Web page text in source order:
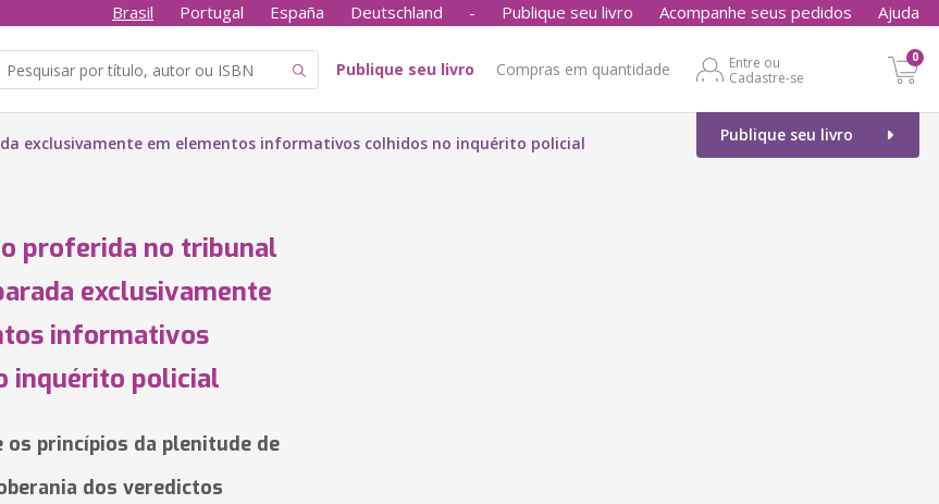
Brasil Portugal España Deutschland - Publique seu livro Acompanhe seus pedidos Ajuda
Publique seu livro Compras em quantidade
Entre ou
Cadastre-se
0
Publique seu livro
exclusivamente em elementos informativos colhidos no inquérito policial
proferida no tribunal
exclusivamente
informativos
inquérito policial
princípios da plenitude de
dos veredictos